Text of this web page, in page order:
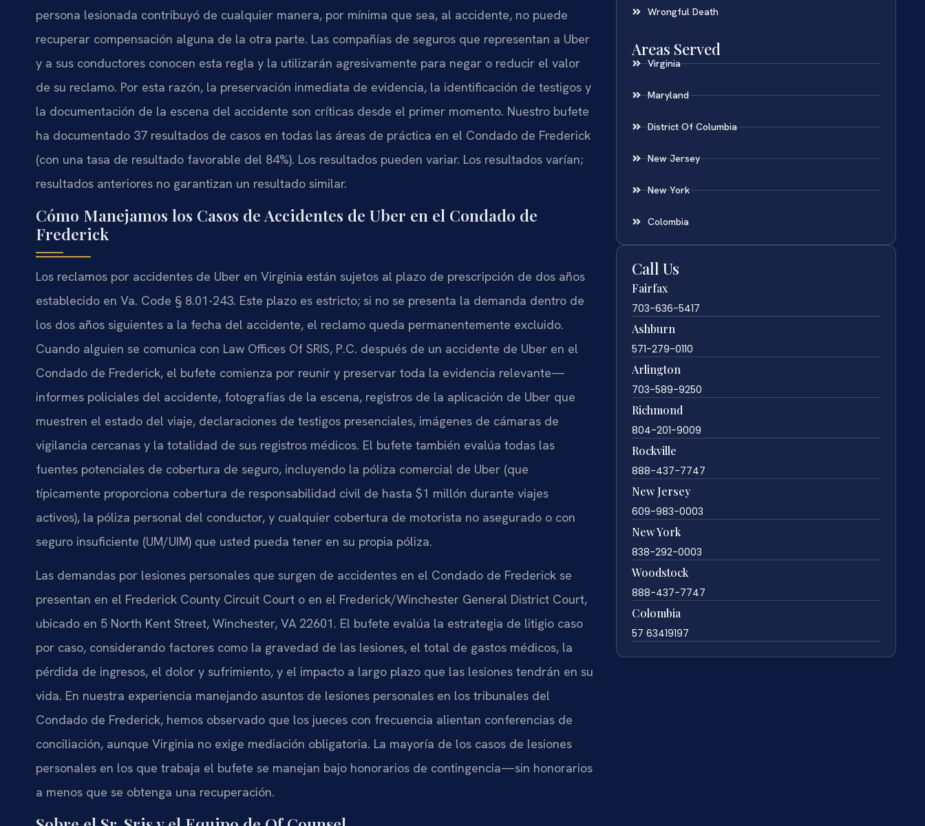
persona lesionada contribuyó de cualquier manera, por mínima que sea, al accidente, no puede
recuperar compensación alguna de la otra parte. Las compañías de seguros que representan a Uber
y a sus conductores conocen esta regla y la utilizarán agresivamente para negar o reducir el valor
de su reclamo. Por esta razón, la preservación inmediata de evidencia, la identificación de testigos y
la documentación de la escena del accidente son críticas desde el primer momento. Nuestro bufete
ha documentado 37 resultados de casos en todas las áreas de práctica en el Condado de Frederick
(con una tasa de resultado favorable del 84%). Los resultados pueden variar. Los resultados varían;
resultados anteriores no garantizan un resultado similar.
Cómo Manejamos los Casos de Accidentes de Uber en el Condado de
Frederick
Los reclamos por accidentes de Uber en Virginia están sujetos al plazo de prescripción de dos años
establecido en Va. Code § 8.01-243. Este plazo es estricto; si no se presenta la demanda dentro de
los dos años siguientes a la fecha del accidente, el reclamo queda permanentemente excluido.
Cuando alguien se comunica con Law Offices Of SRIS, P.C. después de un accidente de Uber en el
Condado de Frederick, el bufete comienza por reunir y preservar toda la evidencia relevante—
informes policiales del accidente, fotografías de la escena, registros de la aplicación de Uber que
muestren el estado del viaje, declaraciones de testigos presenciales, imágenes de cámaras de
vigilancia cercanas y la totalidad de sus registros médicos. El bufete también evalúa todas las
fuentes potenciales de cobertura de seguro, incluyendo la póliza comercial de Uber (que
típicamente proporciona cobertura de responsabilidad civil de hasta $1 millón durante viajes
activos), la póliza personal del conductor, y cualquier cobertura de motorista no asegurado o con
seguro insuficiente (UM/UIM) que usted pueda tener en su propia póliza.
Las demandas por lesiones personales que surgen de accidentes en el Condado de Frederick se
presentan en el Frederick County Circuit Court o en el Frederick/Winchester General District Court,
ubicado en 5 North Kent Street, Winchester, VA 22601. El bufete evalúa la estrategia de litigio caso
por caso, considerando factores como la gravedad de las lesiones, el total de gastos médicos, la
pérdida de ingresos, el dolor y sufrimiento, y el impacto a largo plazo que las lesiones tendrán en su
vida. En nuestra experiencia manejando asuntos de lesiones personales en los tribunales del
Condado de Frederick, hemos observado que los jueces con frecuencia alientan conferencias de
conciliación, aunque Virginia no exige mediación obligatoria. La mayoría de los casos de lesiones
personales en los que trabaja el bufete se manejan bajo honorarios de contingencia—sin honorarios
a menos que se obtenga una recuperación.
Wrongful Death
Areas Served
Virginia
Maryland
District Of Columbia
New Jersey
New York
Colombia
Call Us
Fairfax
703-636-5417
Ashburn
571-279-0110
Arlington
703-589-9250
Richmond
804-201-9009
Rockville
888-437-7747
New Jersey
609-983-0003
New York
838-292-0003
Woodstock
888-437-7747
Colombia
57 63419197